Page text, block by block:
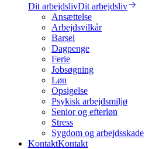
Dit arbejdslivDit arbejdsliv
Ansættelse
Arbejdsvilkår
Barsel
Dagpenge
Ferie
Jobsøgning
Løn
Opsigelse
Psykisk arbejdsmiljø
Senior og efterløn
Stress
Sygdom og arbejdsskade
KontaktKontakt